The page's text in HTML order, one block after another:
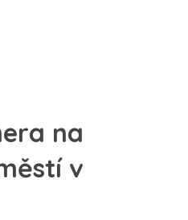
na
v